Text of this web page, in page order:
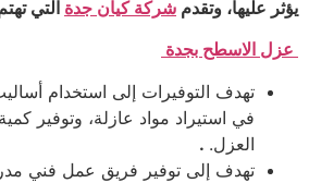
يؤثر عليها، وتقدم شركة كيان جدة التي
عزل الاسطح بجدة
تهدف التوفيرات إلى استخدام أساليب
في استيراد مواد عازلة، وتوفير
العزل. .
تهدف إلى توفير فريق عمل فني